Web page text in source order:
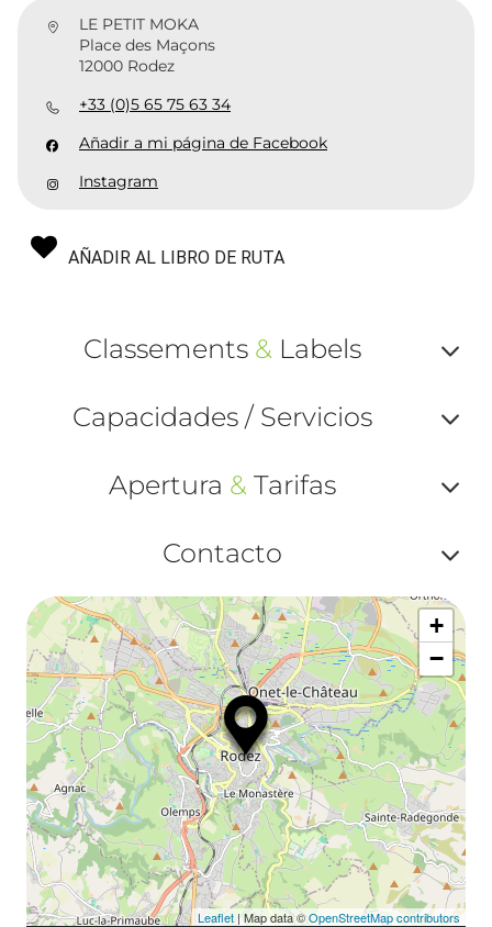
LE PETIT MOKA
Place des Maçons
12000 Rodez
+33 (0)5 65 75 63 34
Añadir a mi página de Facebook
Instagram
AÑADIR AL LIBRO DE RUTA
Classements & Labels
ou
Capacidades / Servicios
ou
Apertura & Tarifas
ou
et
Contacto
ou
+
−
Leaflet | Map data ©OpenStreetMap contributors